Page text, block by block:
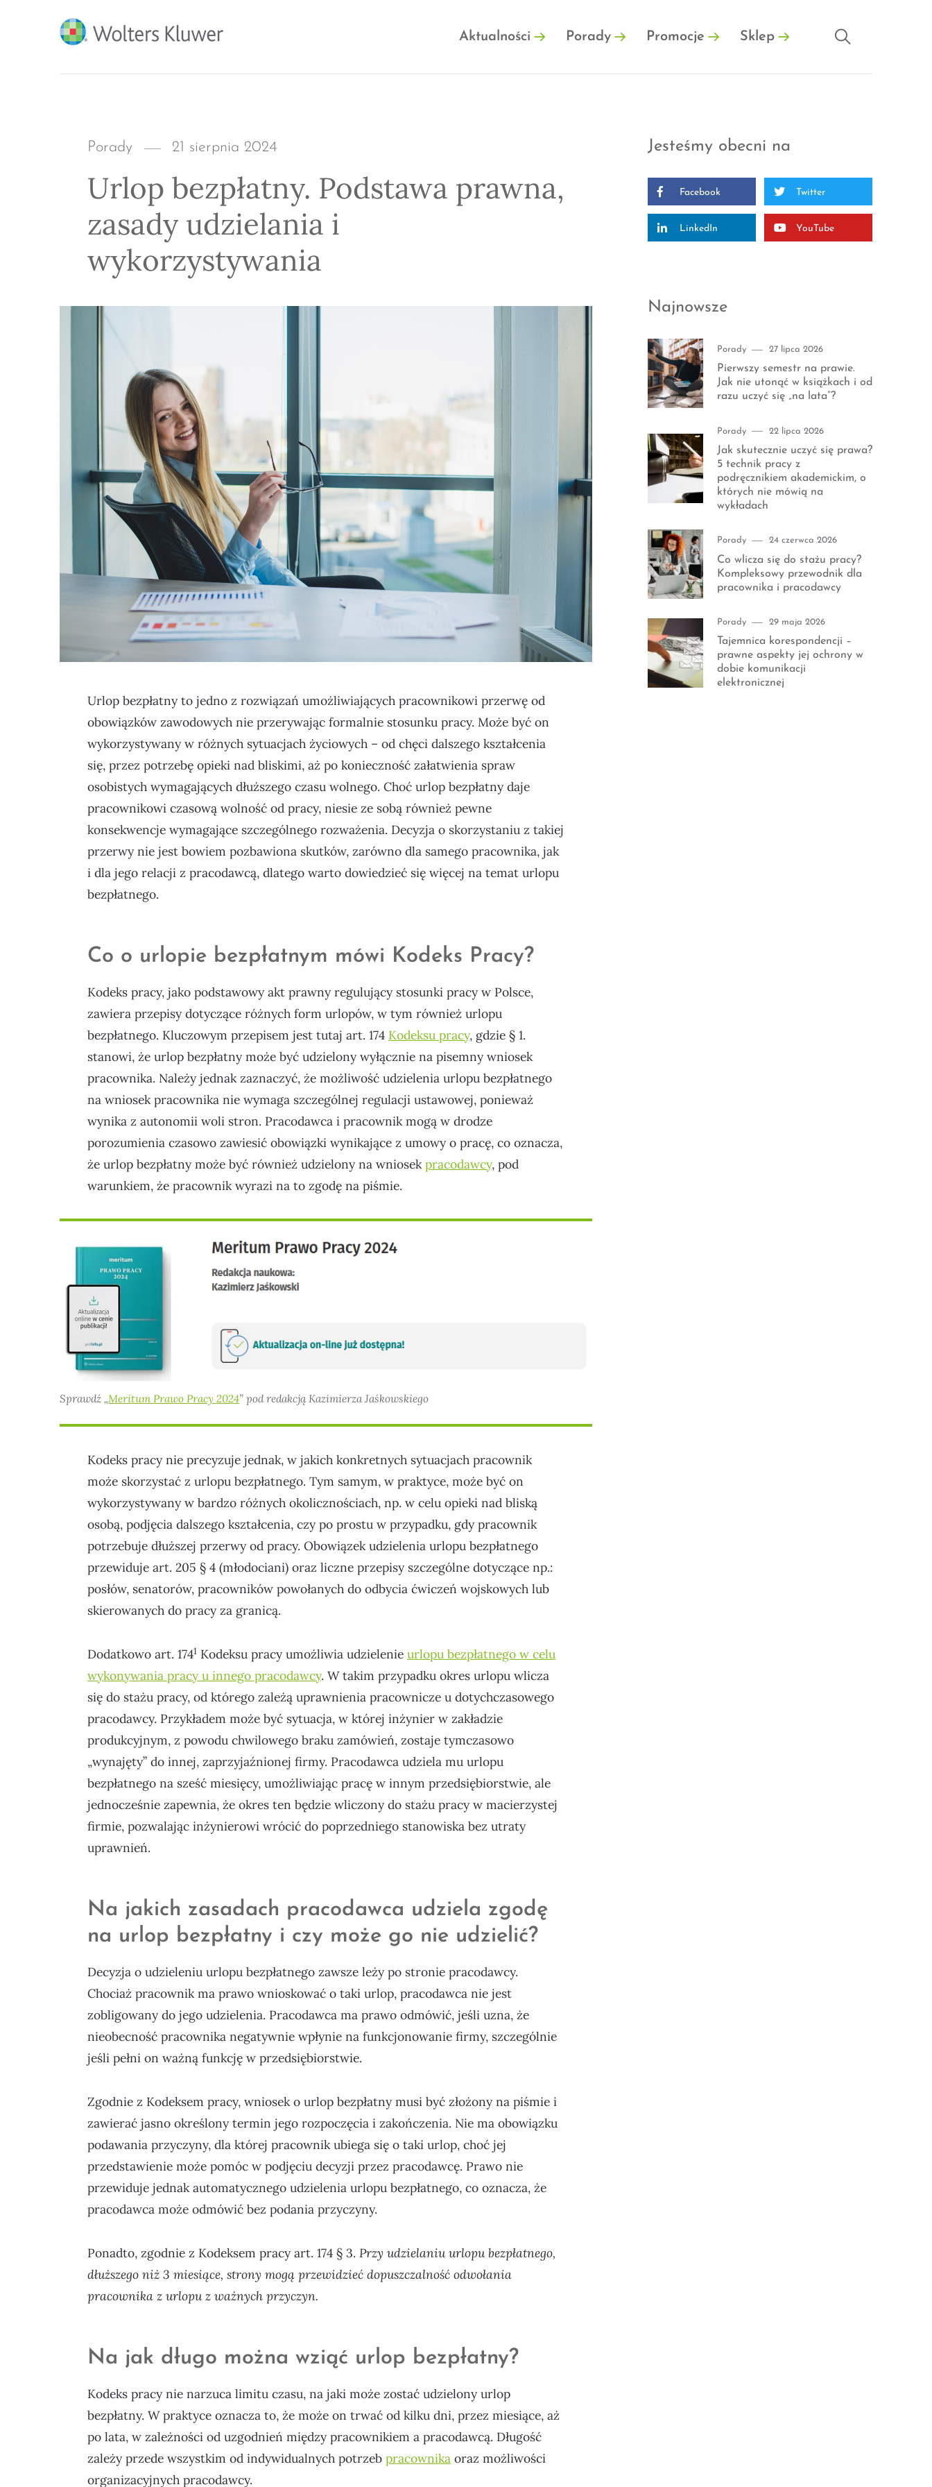
BLOG KSIĘGARNI PROFINFO.PL Aktualności Porady Promocje Sklep
Categories
Porady
Posted
21 sierpnia 2024
Urlop bezpłatny. Podstawa prawna,
zasady udzielania i
wykorzystywania
Urlop bezpłatny to jedno z rozwiązań umożliwiających pracownikowi przerwę od
obowiązków zawodowych nie przerywając formalnie stosunku pracy. Może być on
wykorzystywany w różnych sytuacjach życiowych – od chęci dalszego kształcenia
się, przez potrzebę opieki nad bliskimi, aż po konieczność załatwienia spraw
osobistych wymagających dłuższego czasu wolnego. Choć urlop bezpłatny daje
pracownikowi czasową wolność od pracy, niesie ze sobą również pewne
konsekwencje wymagające szczególnego rozważenia. Decyzja o skorzystaniu z takiej
przerwy nie jest bowiem pozbawiona skutków, zarówno dla samego pracownika, jak
i dla jego relacji z pracodawcą, dlatego warto dowiedzieć się więcej na temat urlopu
bezpłatnego.
Co o urlopie bezpłatnym mówi Kodeks Pracy?
Kodeks pracy, jako podstawowy akt prawny regulujący stosunki pracy w Polsce,
zawiera przepisy dotyczące różnych form urlopów, w tym również urlopu
bezpłatnego. Kluczowym przepisem jest tutaj art. 174 Kodeksu pracy, gdzie § 1.
stanowi, że urlop bezpłatny może być udzielony wyłącznie na pisemny wniosek
pracownika. Należy jednak zaznaczyć, że możliwość udzielenia urlopu bezpłatnego
na wniosek pracownika nie wymaga szczególnej regulacji ustawowej, ponieważ
wynika z autonomii woli stron. Pracodawca i pracownik mogą w drodze
porozumienia czasowo zawiesić obowiązki wynikające z umowy o pracę, co oznacza,
że urlop bezpłatny może być również udzielony na wniosekpracodawcy, pod
warunkiem, że pracownik wyrazi na to zgodę na piśmie.
Sprawdź „Meritum Prawo Pracy 2024” pod redakcją Kazimierza Jaśkowskiego
Kodeks pracy nie precyzuje jednak, w jakich konkretnych sytuacjach pracownik
może skorzystać z urlopu bezpłatnego. Tym samym, w praktyce, może być on
wykorzystywany w bardzo różnych okolicznościach, np. w celu opieki nad bliską
osobą, podjęcia dalszego kształcenia, czy po prostu w przypadku, gdy pracownik
potrzebuje dłuższej przerwy od pracy. Obowiązek udzielenia urlopu bezpłatnego
przewiduje art. 205 § 4 (młodociani) oraz liczne przepisy szczególne dotyczące np.:
posłów, senatorów, pracowników powołanych do odbycia ćwiczeń wojskowych lub
skierowanych do pracy za granicą.
Dodatkowo art. 1741 Kodeksu pracy umożliwia udzielenie urlopu bezpłatnego w celu
wykonywania pracy u innego pracodawcy. W takim przypadku okres urlopu wlicza
się do stażu pracy, od którego zależą uprawnienia pracownicze u dotychczasowego
pracodawcy. Przykładem może być sytuacja, w której inżynier w zakładzie
produkcyjnym, z powodu chwilowego braku zamówień, zostaje tymczasowo
„wynajęty” do innej, zaprzyjaźnionej firmy. Pracodawca udziela mu urlopu
bezpłatnego na sześć miesięcy, umożliwiając pracę w innym przedsiębiorstwie, ale
jednocześnie zapewnia, że okres ten będzie wliczony do stażu pracy w macierzystej
firmie, pozwalając inżynierowi wrócić do poprzedniego stanowiska bez utraty
uprawnień.
Na jakich zasadach pracodawca udziela zgodę
na urlop bezpłatny i czy może go nie udzielić?
Decyzja o udzieleniu urlopu bezpłatnego zawsze leży po stronie pracodawcy.
Chociaż pracownik ma prawo wnioskować o taki urlop, pracodawca nie jest
zobligowany do jego udzielenia. Pracodawca ma prawo odmówić, jeśli uzna, że
nieobecność pracownika negatywnie wpłynie na funkcjonowanie firmy, szczególnie
jeśli pełni on ważną funkcję w przedsiębiorstwie.
Zgodnie z Kodeksem pracy, wniosek o urlop bezpłatny musi być złożony na piśmie i
zawierać jasno określony termin jego rozpoczęcia i zakończenia. Nie ma obowiązku
podawania przyczyny, dla której pracownik ubiega się o taki urlop, choć jej
przedstawienie może pomóc w podjęciu decyzji przez pracodawcę. Prawo nie
przewiduje jednak automatycznego udzielenia urlopu bezpłatnego, co oznacza, że
pracodawca może odmówić bez podania przyczyny.
Ponadto, zgodnie z Kodeksem pracy art. 174 § 3. Przy udzielaniu urlopu bezpłatnego,
dłuższego niż 3 miesiące, strony mogą przewidzieć dopuszczalność odwołania
pracownika z urlopu z ważnych przyczyn.
Na jak długo można wziąć urlop bezpłatny?
Kodeks pracy nie narzuca limitu czasu, na jaki może zostać udzielony urlop
bezpłatny. W praktyce oznacza to, że może on trwać od kilku dni, przez miesiące, aż
po lata, w zależności od uzgodnień między pracownikiem a pracodawcą. Długość
zależy przede wszystkim od indywidualnych potrzeb pracownika oraz możliwości
organizacyjnych pracodawcy.
Jesteśmy obecni na
Facebook Twitter
LinkedIn YouTube
Najnowsze
Category
Porady
Posted
27 lipca 2026
Pierwszy semestr na prawie.
Jak nie utonąć w książkach i od
razu uczyć się „na lata”?
Category
Porady
Posted
22 lipca 2026
Jak skutecznie uczyć się prawa?
5 technik pracy z
podręcznikiem akademickim, o
których nie mówią na
wykładach
Category
Porady
Posted
24 czerwca 2026
Co wlicza się do stażu pracy?
Kompleksowy przewodnik dla
pracownika i pracodawcy
Category
Porady
Posted
on
29 maja 2026
Tajemnica korespondencji –
prawne aspekty jej ochrony w
dobie komunikacji
elektronicznej